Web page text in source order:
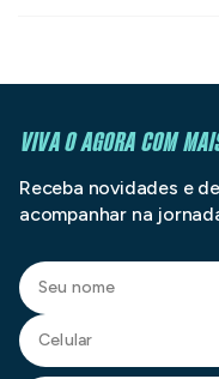
VIVA O AGORA COM
Receba novidades e
acompanhar na